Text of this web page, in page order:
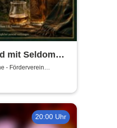
mit Seldom
| Live-Musik
Taucha
- Förderverein
e.V.
20:00 Uhr